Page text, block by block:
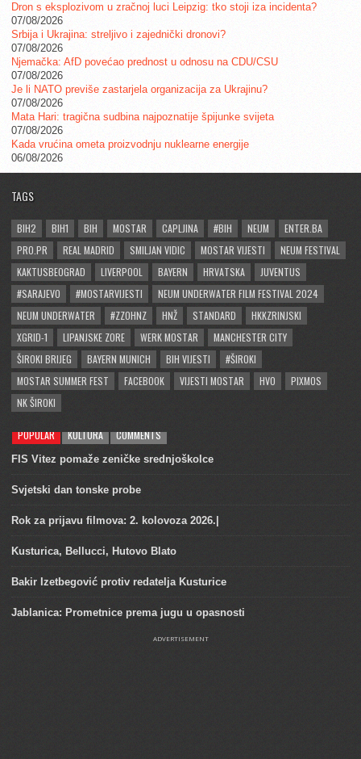
Dron s eksplozivom u zračnoj luci Leipzig: tko stoji iza incidenta?
07/08/2026
Srbija i Ukrajina: streljivo i zajednički dronovi?
07/08/2026
Njemačka: AfD povećao prednost u odnosu na CDU/CSU
07/08/2026
Je li NATO previše zastarjela organizacija za Ukrajinu?
07/08/2026
Mata Hari: tragična sudbina najpoznatije špijunke svijeta
07/08/2026
Kada vrućina ometa proizvodnju nuklearne energije
06/08/2026
TAGS
BIH2 BIH1 BIH MOSTAR CAPLJINA #BIH NEUM
ENTER.BA
PRO.PR
REAL MADRID SMILJAN VIDIC MOSTAR VIJESTI
NEUM FESTIVAL
KAKTUSBEOGRAD
LIVERPOOL BAYERN HRVATSKA
JUVENTUS
#SARAJEVO
#MOSTARVIJESTI
NEUM UNDERWATER FILM FESTIVAL 2024
NEUM UNDERWATER
#ZZOHNZ HNŽ STANDARD
HKKZRINJSKI
XGRID-1
LIPANJSKE ZORE WERK MOSTAR
MANCHESTER CITY
ŠIROKI BRIJEG
BAYERN MUNICH BIH VIJESTI
#ŠIROKI
MOSTAR SUMMER FEST
FACEBOOK VIJESTI MOSTAR HVO
PIXMOS
NK ŠIROKI
POPULAR KULTURA COMMENTS
FIS Vitez pomaže zeničke srednjoškolce
Svjetski dan tonske probe
Rok za prijavu filmova: 2. kolovoza 2026.|
Kusturica, Bellucci, Hutovo Blato
Bakir Izetbegović protiv redatelja Kusturice
Jablanica: Prometnice prema jugu u opasnosti
ADVERTISEMENT